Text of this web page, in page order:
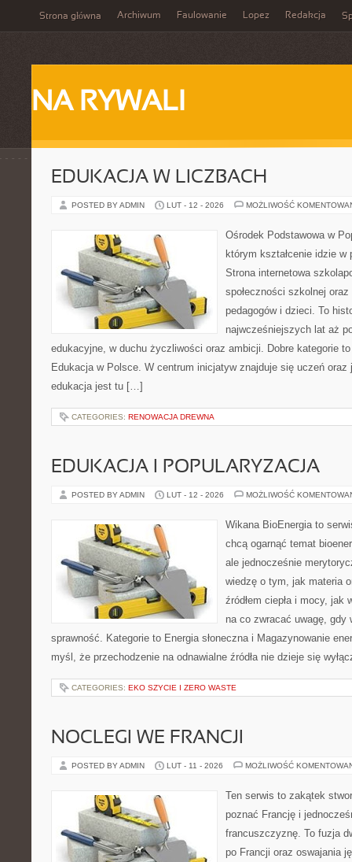
Strona główna Archiwum Faulowanie Lopez Redakcja
NA RYWALI
EDUKACJA W LICZBACH
POSTED BY ADMIN LUT - 12 - 2026 MOŻLIWOŚĆ
Ośrodek Podstawowa w
którym kształcenie idzie w
Strona internetowa
społeczności szkolnej
pedagogów i dzieci. To
najwcześniejszych lat aż
edukacyjne, w duchu życzliwości oraz ambicji. Dobre kategorie
Edukacja w Polsce. W centrum inicjatyw znajduje się uczeń
edukacja jest tu […]
CATEGORIES: RENOWACJA DREWNA
EDUKACJA I POPULARYZACJA
POSTED BY ADMIN LUT - 12 - 2026 MOŻLIWOŚĆ
Wikana BioEnergia to
chcą ogarnąć temat
ale jednocześnie
wiedzę o tym, jak materia
źródłem ciepła i mocy, jak
na co zwracać uwagę, gdy
sprawność. Kategorie to Energia słoneczna i Magazynowanie
myśl, że przechodzenie na odnawialne źródła nie dzieje się
CATEGORIES: EKO SZYCIE I ZERO WASTE
NOCLEGI WE FRANCJI
POSTED BY ADMIN LUT - 11 - 2026 MOŻLIWOŚĆ
Ten serwis to zakątek
poznać Francję i
francuszczyznę. To fuzja
po Francji oraz oswajania